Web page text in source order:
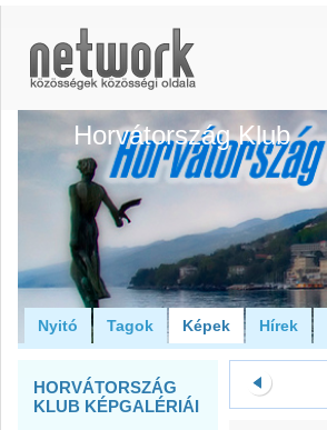
Horvátország Klub
Nyitó Tagok Képek Hírek
HORVÁTORSZÁG
KLUB KÉPGALÉRIÁI